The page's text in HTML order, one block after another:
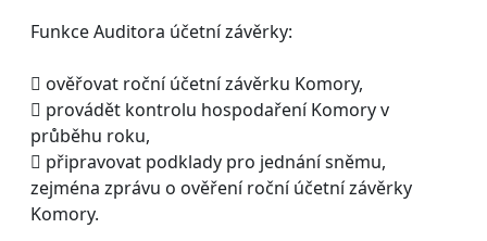
Funkce Auditora účetní závěrky:
 ověřovat roční účetní závěrku Komory,
 provádět kontrolu hospodaření Komory v
průběhu roku,
 připravovat podklady pro jednání sněmu,
zejména zprávu o ověření roční účetní závěrky
Komory.